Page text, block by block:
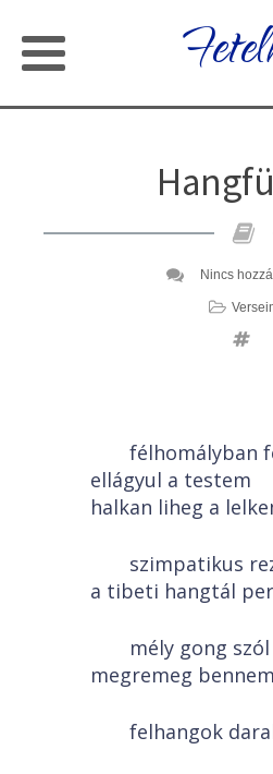
Nincs
félhomályban
ellágyul a testem
halkan liheg a
szimpatikus
a tibeti hangtál
mély gong
megremeg
felhangok